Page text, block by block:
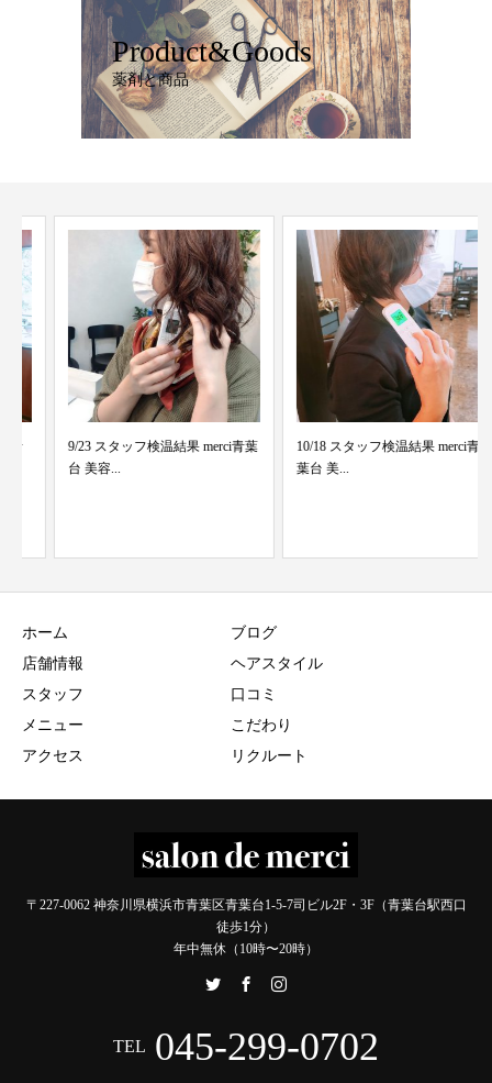
Product&Goods
薬剤と商品
9/23 スタッフ検温結果 merci青葉
台 美容...
10/18 スタッフ検温結果 merci青
葉台 美...
ホーム
店舗情報
スタッフ
メニュー
アクセス
ブログ
ヘアスタイル
口コミ
こだわり
リクルート
〒227-0062 神奈川県横浜市青葉区青葉台1-5-7司ビル2F・3F（青葉台駅西口
徒歩1分）
年中無休（10時〜20時）
TEL 045-299-0702